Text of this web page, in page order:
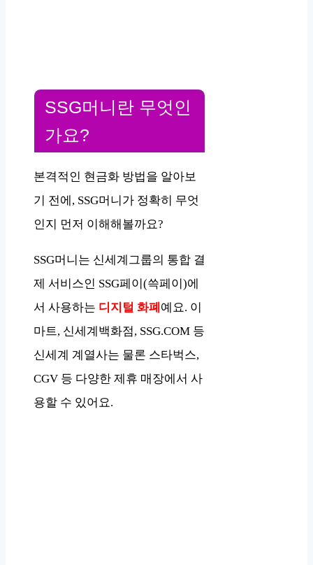
SSG머니란 무엇인
가요?
본격적인 현금화 방법을 알아보
기 전에, SSG머니가 정확히 무엇
인지 먼저 이해해볼까요?
SSG머니는 신세계그룹의 통합 결
제 서비스인 SSG페이(쓱페이)에
서 사용하는 디지털 화폐 예요. 이
마트, 신세계백화점, SSG.COM 등
신세계 계열사는 물론 스타벅스,
CGV 등 다양한 제휴 매장에서 사
용할 수 있어요.